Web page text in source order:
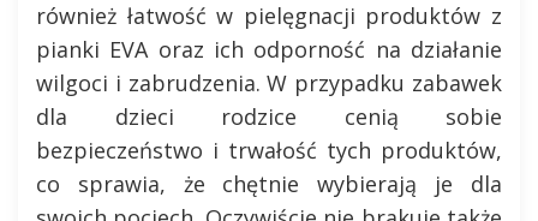
również łatwość w pielęgnacji produktów z
pianki EVA oraz ich odporność na działanie
wilgoci i zabrudzenia. W przypadku zabawek
dla dzieci rodzice cenią sobie
bezpieczeństwo i trwałość tych produktów,
co sprawia, że chętnie wybierają je dla